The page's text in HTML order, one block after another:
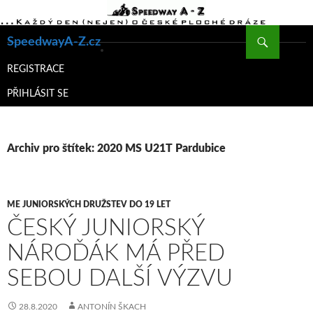
SpeedwayA-Z.cz
K
WEBU
REGISTRACE
PŘIHLÁSIT SE
Archiv pro štítek: 2020 MS U21T Pardubice
ME JUNIORSKÝCH DRUŽSTEV DO 19 LET
ČESKÝ JUNIORSKÝ
NÁROĎÁK MÁ PŘED
SEBOU DALŠÍ VÝZVU
28.8.2020 ANTONÍN ŠKACH